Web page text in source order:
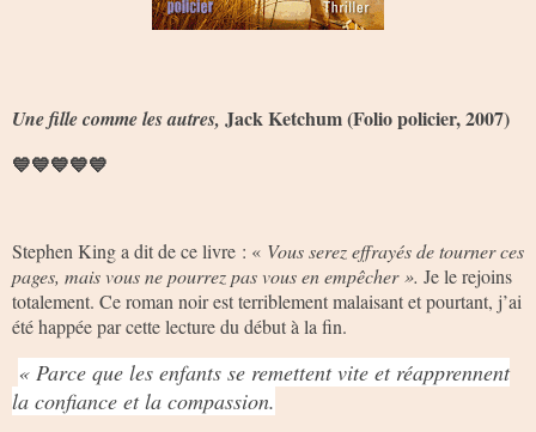
Une fille comme les autres, Jack Ketchum (Folio policier, 2007)
💙💙💙💙💙
Stephen King a dit de ce livre : « Vous serez effrayés de tourner ces
pages, mais vous ne pourrez pas vous en empêcher ». Je le rejoins
totalement. Ce roman noir est terriblement malaisant et pourtant, j’ai
été happée par cette lecture du début à la fin.
« Parce que les enfants se remettent vite et réapprennent
la confiance et la compassion.